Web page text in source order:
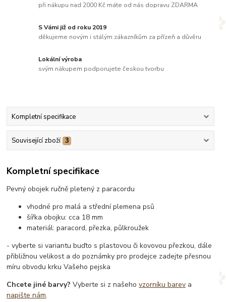
při nákupu nad 2000 Kč máte od nás dopravu ZDARMA
S Vámi již od roku 2019
děkujeme novým i stálým zákazníkům za přízeň a důvěru
Lokální výroba
svým nákupem podporujete českou tvorbu
Kompletní specifikace
Související zboží 3
Kompletní specifikace
Pevný obojek ručně pletený z paracordu
vhodné pro malá a střední plemena psů
šířka obojku: cca 18 mm
materiál: paracord, přezka, půlkroužek
- vyberte si variantu buďto s plastovou či kovovou přezkou, dále
přibližnou velikost a do poznámky pro prodejce zadejte přesnou
míru obvodu krku Vašeho pejska
Chcete jiné barvy? Vyberte si z našehovzorníku barev a
napište nám.